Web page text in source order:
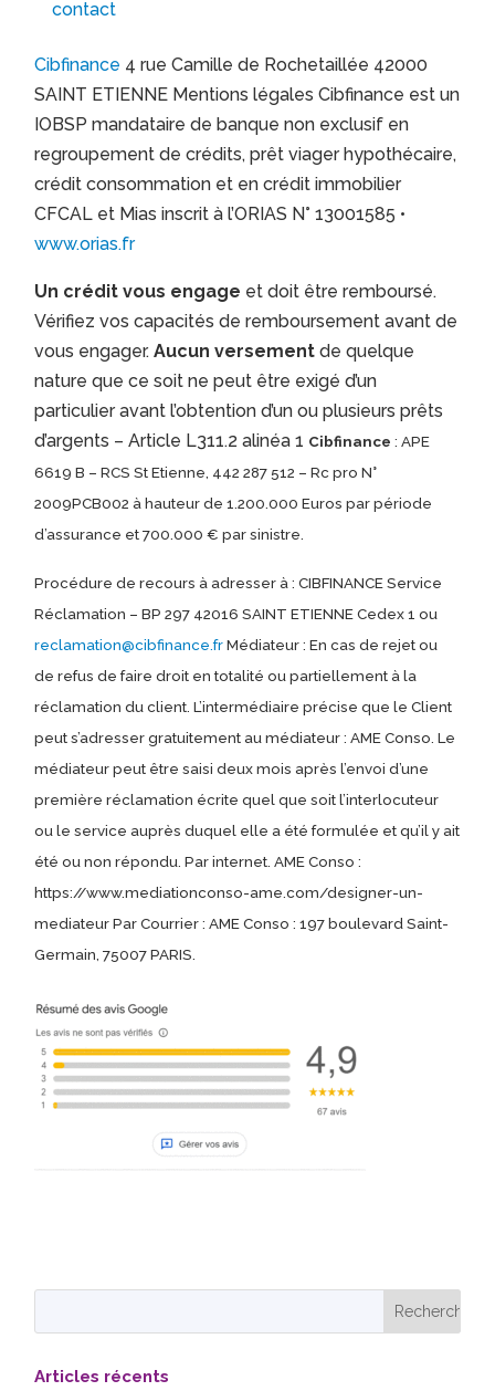
contact
Cibfinance 4 rue Camille de Rochetaillée 42000
SAINT ETIENNE Mentions légales Cibfinance est un
IOBSP mandataire de banque non exclusif en
regroupement de crédits, prêt viager hypothécaire,
crédit consommation et en crédit immobilier
CFCAL et Mias inscrit à l’ORIAS N° 13001585 •
www.orias.fr
Un crédit vous engage et doit être remboursé.
Vérifiez vos capacités de remboursement avant de
vous engager.Aucun versement de quelque
nature que ce soit ne peut être exigé d’un
particulier avant l’obtention d’un ou plusieurs prêts
d’argents – Article L311.2 alinéa 1 Cibfinance: APE
6619 B – RCS St Etienne, 442 287 512 – Rc pro N°
2009PCB002 à hauteur de 1.200.000 Euros par période
d’assurance et 700.000 € par sinistre.
Procédure de recours à adresser à : CIBFINANCE Service
Réclamation – BP 297 42016 SAINT ETIENNE Cedex 1 ou
reclamation@cibfinance.frMédiateur : En cas de rejet ou
de refus de faire droit en totalité ou partiellement à la
réclamation du client. L’intermédiaire précise que le Client
peut s’adresser gratuitement au médiateur : AME Conso. Le
médiateur peut être saisi deux mois après l’envoi d’une
première réclamation écrite quel que soit l’interlocuteur
ou le service auprès duquel elle a été formulée et qu’il y ait
été ou non répondu. Par internet. AME Conso :
https://www.mediationconso-ame.com/designer-un-
mediateur Par Courrier : AME Conso : 197 boulevard Saint-
Germain, 75007 PARIS.
Articles récents